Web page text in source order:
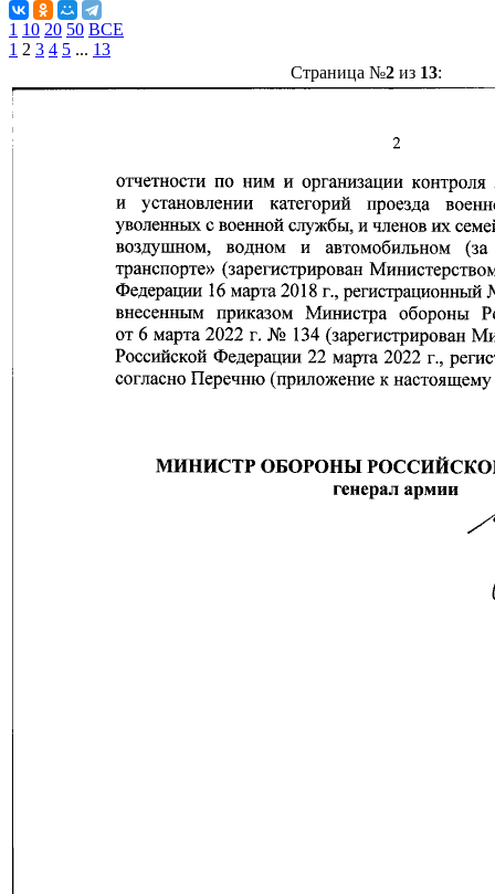
1 10 20 50 ВСЕ
1 2 3 4 5 ... 13
Страница №2из 13: